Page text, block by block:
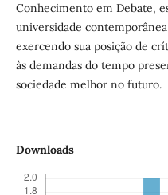
Conhecimento em Debate,
universidade
exercendo sua posição de
às demandas do tempo
sociedade melhor no futuro.
Downloads